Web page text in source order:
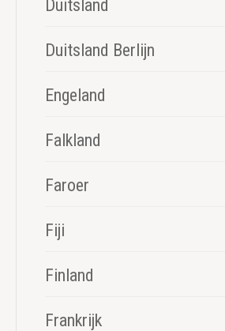
Duitsland
Duitsland Berlijn
Engeland
Falkland
Faroer
Fiji
Finland
Frankrijk